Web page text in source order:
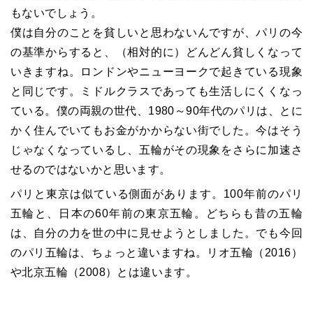
もないでしょう。
僕は自分のことを貧しいと思わないんですが、パリの今
の基準からすると、（相対的に）どんどん貧しくなって
いきますね。ロンドンやニューヨークで起きている現象
と同じです。ミドルクラスであっても生活しにくくなっ
ている。僕の両親の世代、1980～90年代のパリは、とに
かく住んでいてもお金がかからない街でした。今はそう
じゃなくなっているし、五輪がその現象をさらに加速さ
せるのではないかと思います。
パリと東京は似ている側面があります。100年前のパリ
五輪と、日本の60年前の東京五輪。どちらも昔の五輪
は、自分の力を世の中に見せようとしました。でも今回
のパリ五輪は、ちょっと違いますね。リオ五輪（2016）
や北京五輪（2008）とは違います。